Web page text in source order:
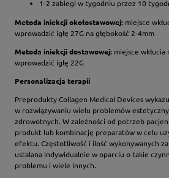
1-2 zabiegi w tygodniu przez 10
Metoda iniekcji okołostawowej: miejsce
wprowadzić igłę 27G na głębokość 2-4mm
Metoda iniekcji dostawowej: miejsce
wprowadzić igłę 22G
Personalizacja terapii
Preprodukty Collagen Medical Devices
w rozwiązywaniu wielu problemów
zdrowotnych. W zależności od potrzeb
produkt lub kombinację preparatów w celu
efektu. Częstotliwość i ilość wykonywanych
ustalana indywidualnie w oparciu o takie
problemu i wiele innych.